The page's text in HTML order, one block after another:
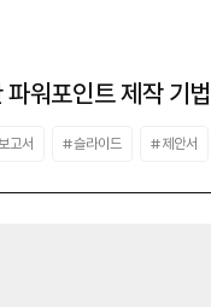
워포인트 제작 기법
고서 #슬라이드 #제안서